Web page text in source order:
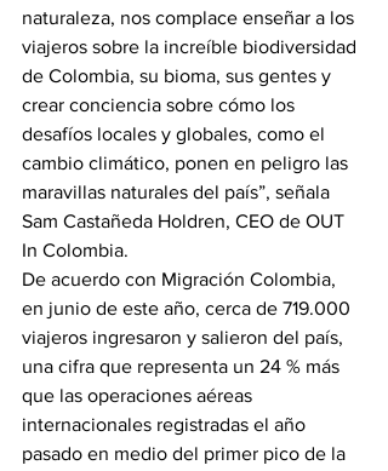
naturaleza, nos complace enseñar a los
viajeros sobre la increíble biodiversidad
de Colombia, su bioma, sus gentes y
crear conciencia sobre cómo los
desafíos locales y globales, como el
cambio climático, ponen en peligro las
maravillas naturales del país”, señala
Sam Castañeda Holdren, CEO de OUT
In Colombia.
De acuerdo con Migración Colombia,
en junio de este año, cerca de 719.000
viajeros ingresaron y salieron del país,
una cifra que representa un 24 % más
que las operaciones aéreas
internacionales registradas el año
pasado en medio del primer pico de la